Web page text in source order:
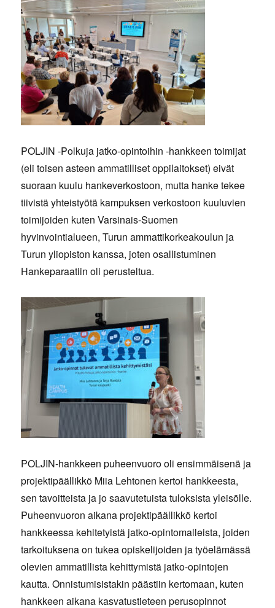
POLJIN -Polkuja jatko-opintoihin -hankkeen toimijat
(eli toisen asteen ammatilliset oppilaitokset) eivät
suoraan kuulu hankeverkostoon, mutta hanke tekee
tiivistä yhteistyötä kampuksen verkostoon kuuluvien
toimijoiden kuten Varsinais-Suomen
hyvinvointialueen, Turun ammattikorkeakoulun ja
Turun yliopiston kanssa, joten osallistuminen
Hankeparaatiin oli perusteltua.
POLJIN-hankkeen puheenvuoro oli ensimmäisenä ja
projektipäällikkö Miia Lehtonen kertoi hankkeesta,
sen tavoitteista ja jo saavutetuista tuloksista yleisölle.
Puheenvuoron aikana projektipäällikkö kertoi
hankkeessa kehitetyistä jatko-opintomalleista, joiden
tarkoituksena on tukea opiskelijoiden ja työelämässä
olevien ammatillista kehittymistä jatko-opintojen
kautta. Onnistumisistakin päästiin kertomaan, kuten
hankkeen aikana kasvatustieteen perusopinnot